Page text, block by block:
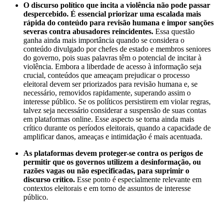
O discurso político que incita a violência não pode passar
despercebido. É essencial priorizar uma escalada mais
rápida do conteúdo para revisão humana e impor sanções
severas contra abusadores reincidentes. Essa questão
ganha ainda mais importância quando se considera o
conteúdo divulgado por chefes de estado e membros seniores
do governo, pois suas palavras têm o potencial de incitar à
violência. Embora a liberdade de acesso à informação seja
crucial, conteúdos que ameaçam prejudicar o processo
eleitoral devem ser priorizados para revisão humana e, se
necessário, removidos rapidamente, superando assim o
interesse público. Se os políticos persistirem em violar regras,
talvez seja necessário considerar a suspensão de suas contas
em plataformas online. Esse aspecto se torna ainda mais
crítico durante os períodos eleitorais, quando a capacidade de
amplificar danos, ameaças e intimidação é mais acentuada.
As plataformas devem proteger-se contra os perigos de
permitir que os governos utilizem a desinformação, ou
razões vagas ou não especificadas, para suprimir o
discurso crítico. Esse ponto é especialmente relevante em
contextos eleitorais e em torno de assuntos de interesse
público.